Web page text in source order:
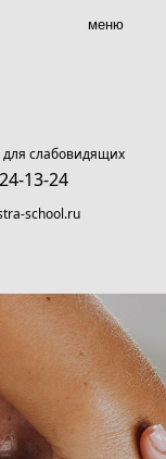
для слабовидящих
13-24
school.ru
меню